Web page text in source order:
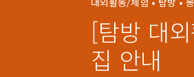
[탐방 대
집 안내